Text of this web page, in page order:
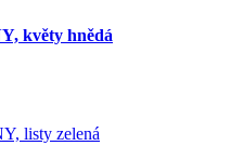
květy hnědá